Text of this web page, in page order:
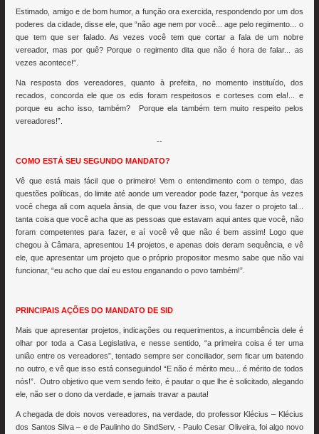
Estimado, amigo e de bom humor, a função ora exercida, respondendo por um dos
poderes da cidade, disse ele, que “não age nem por você... age pelo regimento... o
que tem que ser falado. As vezes você tem que cortar a fala de um nobre
vereador, mas por quê? Porque o regimento dita que não é hora de falar... as
vezes acontece!”.
Na resposta dos vereadores, quanto à prefeita, no momento instituído, dos
recados, concorda ele que os edis foram respeitosos e corteses com ela!... e
porque eu acho isso, também? Porque ela também tem muito respeito pelos
vereadores!”.
--
COMO ESTÁ SEU SEGUNDO MANDATO?
Vê que está mais fácil que o primeiro! Vem o entendimento com o tempo, das
questões políticas, do limite até aonde um vereador pode fazer, “porque às vezes
você chega ali com aquela ânsia, de que vou fazer isso, vou fazer o projeto tal...
tanta coisa que você acha que as pessoas que estavam aqui antes que você, não
foram competentes para fazer, e aí você vê que não é bem assim! Logo que
chegou à Câmara, apresentou 14 projetos, e apenas dois deram sequência, e vê
ele, que apresentar um projeto que o próprio propositor mesmo sabe que não vai
funcionar, “eu acho que daí eu estou enganando o povo também!”.
PRINCIPAIS AÇÕES DO MANDATO DE SID
Mais que apresentar projetos, indicações ou requerimentos, a incumbência dele é
olhar por toda a Casa Legislativa, e nesse sentido, “a primeira coisa é ter uma
união entre os vereadores”, tentado sempre ser conciliador, sem ficar um batendo
no outro, e vê que isso está conseguindo! “E não é mérito meu... é mérito de todos
nós!”. Outro objetivo que vem sendo feito, é pautar o que lhe é solicitado, alegando
ele, não ser o dono da verdade, e jamais travar a pauta!
A chegada de dois novos vereadores, na verdade, do professor Klécius – Klécius
dos Santos Silva – e de Paulinho do SindServ, - Paulo Cesar Oliveira, foi algo novo